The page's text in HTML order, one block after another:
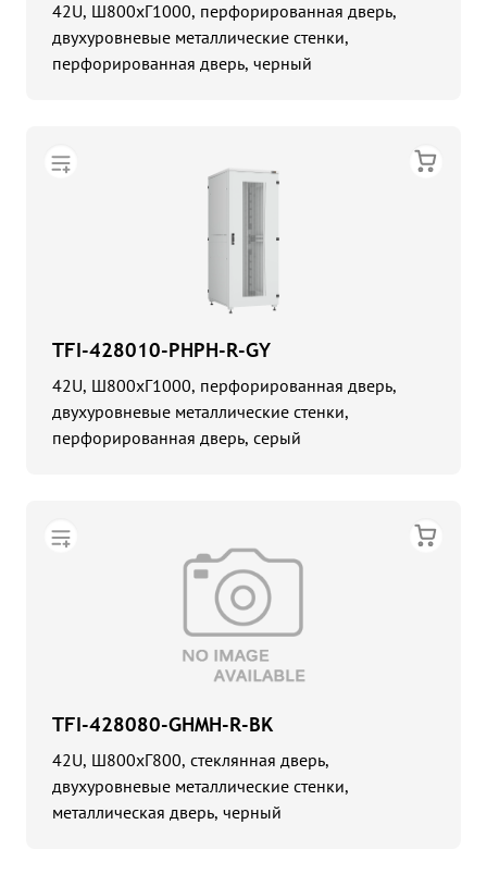
42U, Ш800хГ1000, перфорированная дверь,
двухуровневые металлические стенки,
перфорированная дверь, черный
TFI-428010-PHPH-R-GY
42U, Ш800хГ1000, перфорированная дверь,
двухуровневые металлические стенки,
перфорированная дверь, серый
TFI-428080-GHMH-R-BK
42U, Ш800хГ800, стеклянная дверь,
двухуровневые металлические стенки,
металлическая дверь, черный